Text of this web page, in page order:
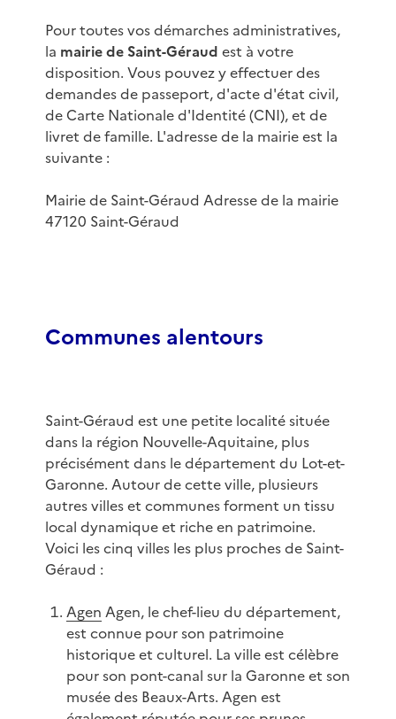
Pour toutes vos démarches administratives,
la mairie de Saint-Géraud est à votre
disposition. Vous pouvez y effectuer des
demandes de passeport, d'acte d'état civil,
de Carte Nationale d'Identité (CNI), et de
livret de famille. L'adresse de la mairie est la
suivante :
Mairie de Saint-Géraud Adresse de la mairie
47120 Saint-Géraud
Communes alentours
Saint-Géraud est une petite localité située
dans la région Nouvelle-Aquitaine, plus
précisément dans le département du Lot-et-
Garonne. Autour de cette ville, plusieurs
autres villes et communes forment un tissu
local dynamique et riche en patrimoine.
Voici les cinq villes les plus proches de Saint-
Géraud :
Agen Agen, le chef-lieu du département,
est connue pour son patrimoine
historique et culturel. La ville est célèbre
pour son pont-canal sur la Garonne et son
musée des Beaux-Arts. Agen est